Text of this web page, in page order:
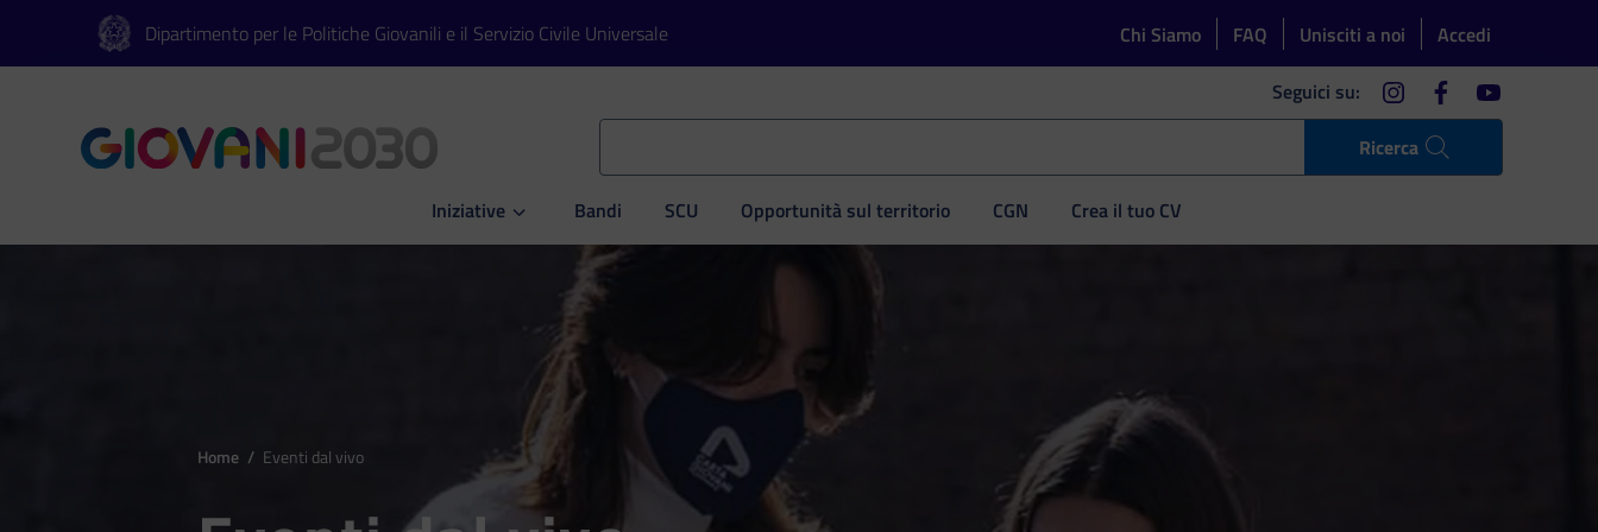
Vai al contenuto principale
Vai al footer Dipartimento per le Politiche Giovanili e il Servizio Civile Universale Chi Siamo FAQ Unisciti a noi Accedi
Ricerca
Seguici su: instagramfacebookyoutube
Iniziative
Apri Iniziative Bandi SCU Opportunità sul territorio CGN Crea il tuo CV
Home / Eventi dal vivo